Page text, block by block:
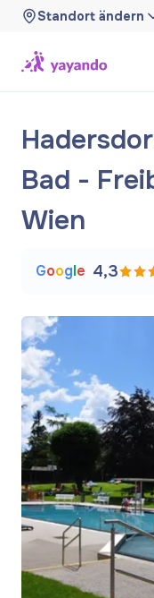
Standort ändern
Bad -
Wien
Google 4,3